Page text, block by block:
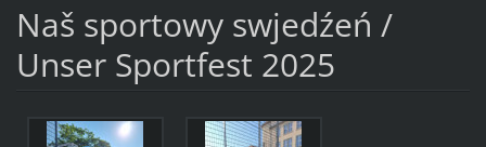
Naš sportowy swjedźeń /
Unser Sportfest 2025